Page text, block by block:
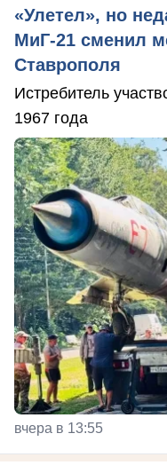
«Улетел», но
МиГ-21 сменил
Ставрополя
Истребитель
1967 года
вчера в 13:55